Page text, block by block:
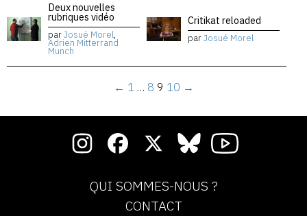
Deux nouvelles
rubriques vidéo
parJosué Morel,
Adrien Mitterrand
Munch
Critikat reloaded
parJosué Morel
← 1 … 8 9 10 →
QUI SOMMES-NOUS ?
CONTACT